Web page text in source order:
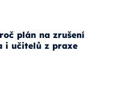
plán na zrušení
i učitelů z praxe